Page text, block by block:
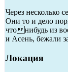
Через несколько
Они то и дело
чтонибудь из
и Асень, бежали
Локация